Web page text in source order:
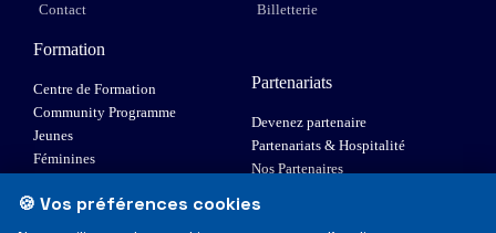
Contact
Billetterie
Formation
Centre de Formation
Community Programme
Jeunes
Féminines
Elite 1
Partenariats
Devenez partenaire
Partenariats & Hospitalité
Nos Partenaires
🍪 Vos préférences cookies